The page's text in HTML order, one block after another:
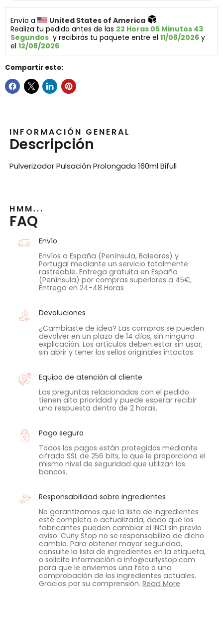
Envío a
United States of America
Realiza tu pedido antes de las 22 Horas 05 Minutos 42
Segundos
  y recibirás tu paquete entre el
11/08/2026 y
el 12/08/2026
Compartir esto:
INFORMACIÓN GENERAL
Descripción
Pulverizador Pulsación Prolongada 160ml Bifull
HMM...
FAQ
Envío
Envíos a España (Península, Baleares) y
Portugal mediante un servicio totalmente
rastreable. Entrega gratuita en España
(Península) por compras superiores a 45€,
Entrega en 24-48 Horas
Devoluciones
¿Cambiaste de idea? Las compras se pueden
devolver en un plazo de 14 días, sin ninguna
explicación. Los artículos deben estar sin usar,
sin abrir y tener los sellos originales intactos.
Equipo de atención al cliente
Las preguntas relacionadas con el pedido
tienen alta prioridad y puede esperar recibir
una respuesta dentro de 2 horas.
Pago seguro
Todos los pagos están protegidos mediante
cifrado SSL de 256 bits, lo que le proporciona el
mismo nivel de seguridad que utilizan los
bancos.
Responsabilidad sobre ingredientes
No garantizamos que la lista de ingredientes
esté completa o actualizada, dado que los
fabricantes pueden cambiar el INCI sin previo
aviso. Curly Stop no se responsabiliza de dicho
cambio. Para obtener mayor seguridad,
consulte la lista de ingredientes en la etiqueta,
o solicite información a info@curlystop.com
para que le enviemos una foto o una
comprobación de los ingredientes actuales.
Gracias por su comprensión. Read More